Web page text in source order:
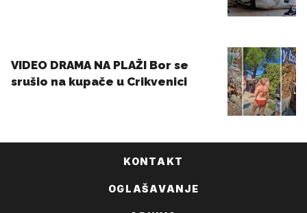
KONTAKT
OGLAŠAVANJE